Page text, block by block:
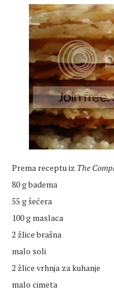
Prema receptu iz The
80 g badema
55 g šećera
100 g maslaca
2 žlice brašna
malo soli
2 žlice vrhnja za kuhanje
malo cimeta